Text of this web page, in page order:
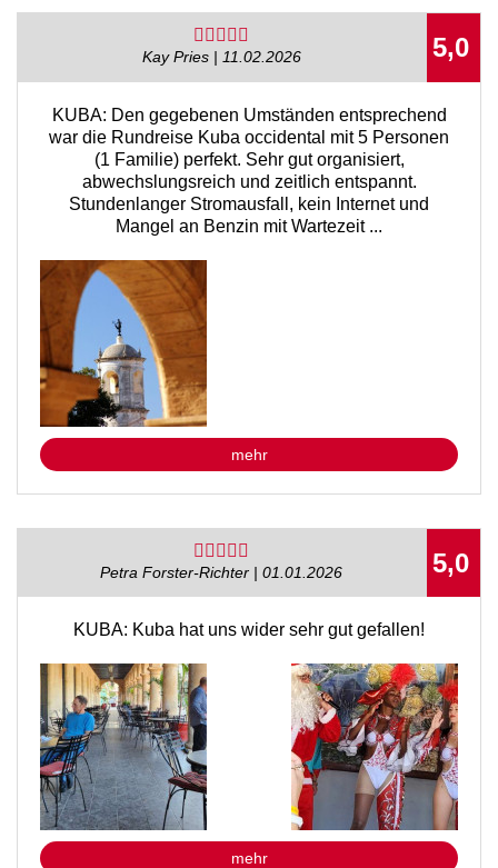
5,0
Kay Pries | 11.02.2026
KUBA: Den gegebenen Umständen entsprechend
war die Rundreise Kuba occidental mit 5 Personen
(1 Familie) perfekt. Sehr gut organisiert,
abwechslungsreich und zeitlich entspannt.
Stundenlanger Stromausfall, kein Internet und
Mangel an Benzin mit Wartezeit ...
mehr
5,0
Petra Forster-Richter | 01.01.2026
KUBA: Kuba hat uns wider sehr gut gefallen!
mehr